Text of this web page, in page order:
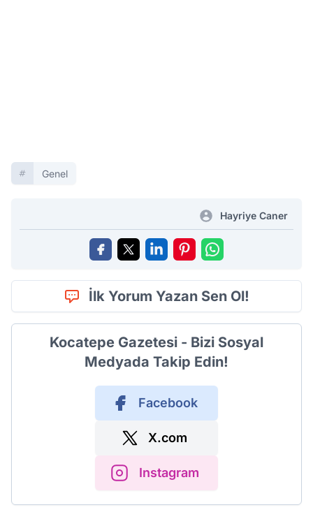
Genel
Hayriye Caner
İlk Yorum Yazan Sen Ol!
Kocatepe Gazetesi - Bizi Sosyal
Medyada Takip Edin!
Facebook
X.com
Instagram